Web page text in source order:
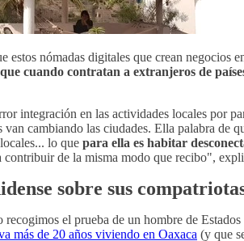
estos nómadas digitales que crean negocios
cuando contratan a extranjeros de
integración en las actividades locales por
van cambiando las ciudades. Ella palabra de
lo que para ella es habitar
contribuir de la misma modo que recibo",
sobre sus
recogimos el prueba de un hombre de
más de 20 años viviendo en Oaxaca (y que